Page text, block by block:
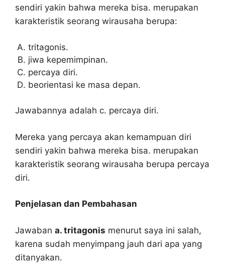
sendiri yakin bahwa mereka bisa. merupakan
karakteristik seorang wirausaha berupa:
tritagonis.
jiwa kepemimpinan.
percaya diri.
beorientasi ke masa depan.
Jawabannya adalah c. percaya diri.
Mereka yang percaya akan kemampuan diri
sendiri yakin bahwa mereka bisa. merupakan
karakteristik seorang wirausaha berupa percaya
diri.
Penjelasan dan Pembahasan
Jawaban a. tritagonis menurut saya ini salah,
karena sudah menyimpang jauh dari apa yang
ditanyakan.